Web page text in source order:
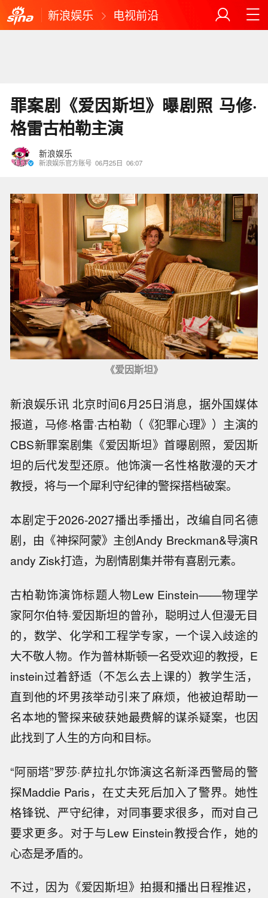
新浪娱乐 电视前沿
罪案剧《爱因斯坦》曝剧照 马修·
格雷古柏勒主演
新浪娱乐
新浪娱乐官方账号 06月25日 06:07
《爱因斯坦》
新浪娱乐讯 北京时间6月25日消息，据外国媒体
报道，马修·格雷·古柏勒（《犯罪心理》）主演的
CBS新罪案剧集《爱因斯坦》首曝剧照，爱因斯
坦的后代发型还原。他饰演一名性格散漫的天才
教授，将与一个犀利守纪律的警探搭档破案。
本剧定于2026-2027播出季播出，改编自同名德
剧，由《神探阿蒙》主创Andy Breckman&导演R
andy Zisk打造，为剧情剧集并带有喜剧元素。
古柏勒饰演饰标题人物Lew Einstein——物理学
家阿尔伯特·爱因斯坦的曾孙，聪明过人但漫无目
的，数学、化学和工程学专家，一个误入歧途的
大不敬人物。作为普林斯顿一名受欢迎的教授，E
instein过着舒适（不怎么去上课的）教学生活，
直到他的坏男孩举动引来了麻烦，他被迫帮助一
名本地的警探来破获她最费解的谋杀疑案，也因
此找到了人生的方向和目标。
“阿丽塔”罗莎·萨拉扎尔饰演这名新泽西警局的警
探Maddie Paris，在丈夫死后加入了警界。她性
格锋锐、严守纪律，对同事要求很多，而对自己
要求更多。对于与Lew Einstein教授合作，她的
心态是矛盾的。
不过，因为《爱因斯坦》拍摄和播出日程推迟，